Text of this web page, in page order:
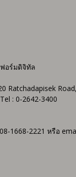
อร์มดิจิทัล
Ratchadapisek Road,
: 0-2642-3400
1668-2221 หรือ